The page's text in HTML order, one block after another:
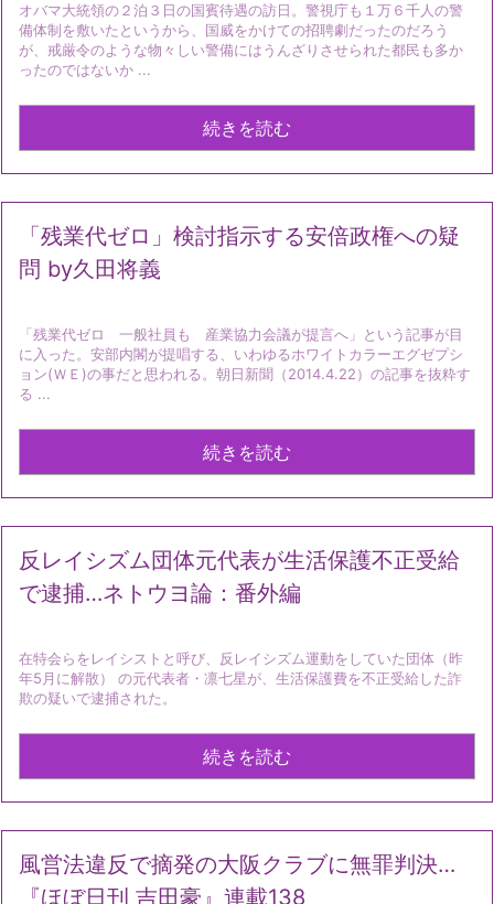
オバマ大統領の２泊３日の国賓待遇の訪日。警視庁も１万６千人の警
備体制を敷いたというから、国威をかけての招聘劇だったのだろう
が、戒厳令のような物々しい警備にはうんざりさせられた都民も多か
ったのではないか ...
続きを読む
「残業代ゼロ」検討指示する安倍政権への疑
問 by久田将義
「残業代ゼロ 一般社員も 産業協力会議が提言へ」という記事が目
に入った。安部内閣が提唱する、いわゆるホワイトカラーエグゼプシ
ョン(ＷＥ)の事だと思われる。朝日新聞（2014.4.22）の記事を抜粋す
る ...
続きを読む
反レイシズム団体元代表が生活保護不正受給
で逮捕…ネトウヨ論：番外編
在特会らをレイシストと呼び、反レイシズム運動をしていた団体（昨
年5月に解散） の元代表者・凛七星が、生活保護費を不正受給した詐
欺の疑いで逮捕された。
続きを読む
風営法違反で摘発の大阪クラブに無罪判決…
『ほぼ日刊 吉田豪』連載138